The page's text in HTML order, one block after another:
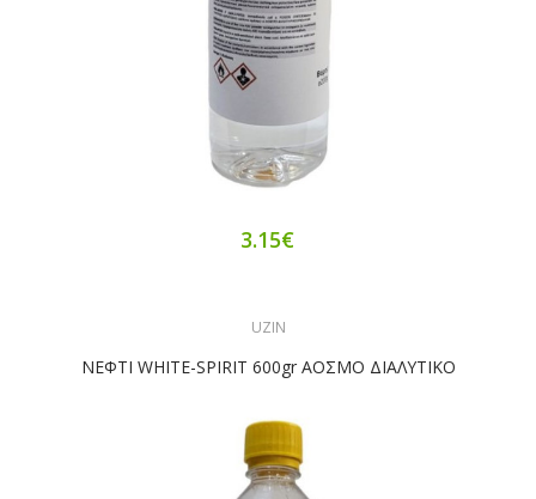
3.15€
UZIN
ΝΕΦΤΙ WHITE-SPIRIT 600gr ΑΟΣΜΟ ΔΙΑΛΥΤΙΚΟ